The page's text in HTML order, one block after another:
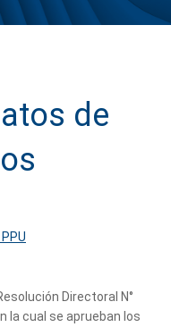
de
Directoral N°
la cual se aprueban los